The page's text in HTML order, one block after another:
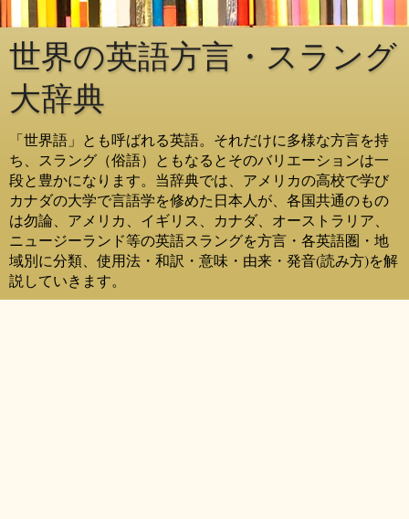
世界の英語方言・スラング
大辞典
「世界語」とも呼ばれる英語。それだけに多様な方言を持
ち、スラング（俗語）ともなるとそのバリエーションは一
段と豊かになります。当辞典では、アメリカの高校で学び
カナダの大学で言語学を修めた日本人が、各国共通のもの
は勿論、アメリカ、イギリス、カナダ、オーストラリア、
ニュージーランド等の英語スラングを方言・各英語圏・地
域別に分類、使用法・和訳・意味・由来・発音(読み方)を解
説していきます。